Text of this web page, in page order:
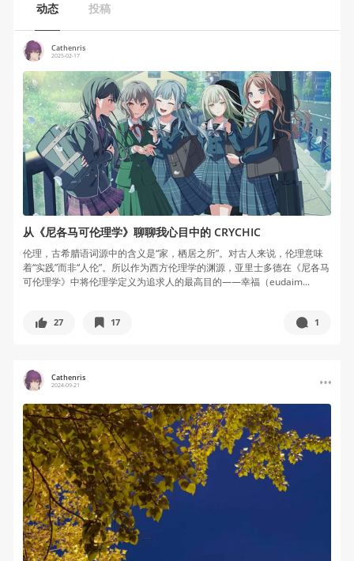
动态 投稿
Cathenris
2025-02-17
从《尼各马可伦理学》聊聊我心目中的 CRYCHIC
伦理，古希腊语词源中的含义是“家，栖居之所”。对古人来说，伦理意味
着“实践”而非“人伦”。所以作为西方伦理学的渊源，亚里士多德在《尼各马
可伦理学》中将伦理学定义为追求人的最高目的——幸福（eudaim...
27 17 1
Cathenris
2024-09-21